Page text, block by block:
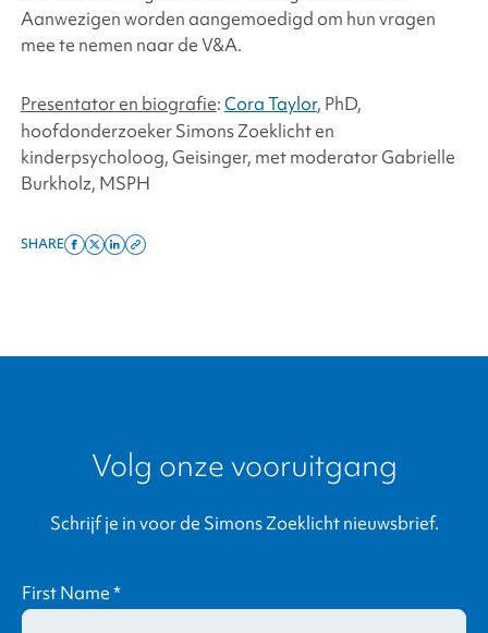
Aanwezigen worden aangemoedigd om hun vragen
mee te nemen naar de V&A.
Presentator en biografie:Cora Taylor, PhD,
hoofdonderzoeker Simons Zoeklicht en
kinderpsycholoog, Geisinger, met moderator Gabrielle
Burkholz, MSPH
SHARE
ShareShareShareCopy
Volg onze vooruitgang
Schrijf je in voor de Simons Zoeklicht nieuwsbrief.
First Name*